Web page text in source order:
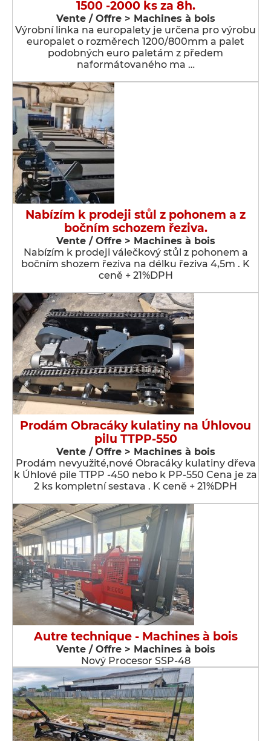
1500 -2000 ks za 8h.
Vente / Offre > Machines à bois
Výrobní linka na europalety je určena pro výrobu
europalet o rozměrech 1200/800mm a palet
podobných euro paletám z předem
naformátovaného ma …
Nabízím k prodeji stůl z pohonem a z
bočním schozem řeziva.
Vente / Offre > Machines à bois
Nabízím k prodeji válečkový stůl z pohonem a
bočním shozem řeziva na délku řeziva 4,5m . K
ceně + 21%DPH
Prodám Obracáky kulatiny na Úhlovou
pilu TTPP-550
Vente / Offre > Machines à bois
Prodám nevyužité,nové Obracáky kulatiny dřeva
k Úhlové pile TTPP -450 nebo k PP-550 Cena je za
2 ks kompletní sestava . K ceně + 21%DPH
Autre technique - Machines à bois
Vente / Offre > Machines à bois
Nový Procesor SSP-48